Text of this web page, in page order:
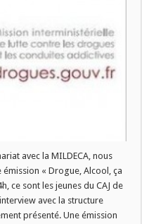
émission
« Drogue,
alcool,
ça
nous
parle
avec la MILDECA, nous
« Drogue, Alcool, ça
ce sont les jeunes du CAJ de
avec la structure
présenté. Une émission